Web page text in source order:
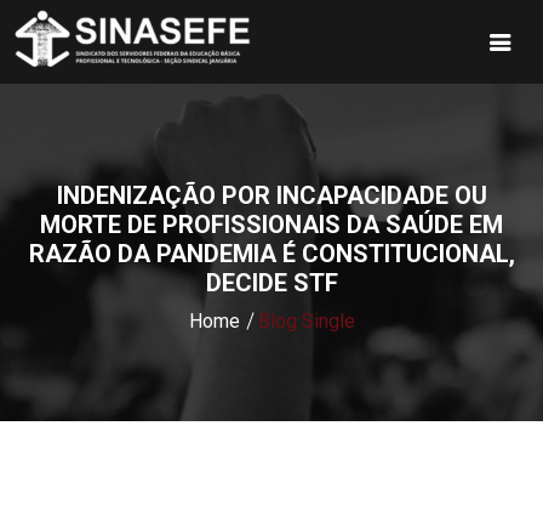
INDENIZAÇÃO POR INCAPACIDADE OU
MORTE DE PROFISSIONAIS DA SAÚDE EM
RAZÃO DA PANDEMIA É CONSTITUCIONAL,
DECIDE STF
Home Blog Single